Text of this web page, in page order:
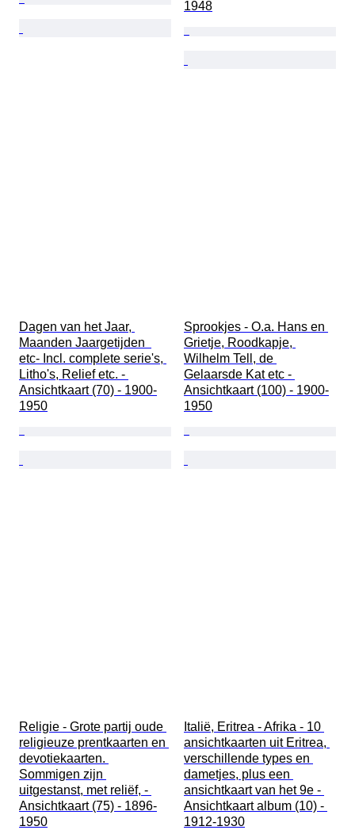
1948
Dagen van het Jaar,
Maanden Jaargetijden
etc- Incl. complete serie's,
Litho's, Relief etc. -
Ansichtkaart (70) - 1900-
1950
Sprookjes - O.a. Hans en
Grietje, Roodkapje,
Wilhelm Tell, de
Gelaarsde Kat etc -
Ansichtkaart (100) - 1900-
1950
Religie - Grote partij oude
religieuze prentkaarten en
devotiekaarten.
Sommigen zijn
uitgestanst, met reliëf, -
Ansichtkaart (75) - 1896-
1950
Italië, Eritrea - Afrika - 10
ansichtkaarten uit Eritrea,
verschillende types en
dametjes, plus een
ansichtkaart van het 9e -
Ansichtkaart album (10) -
1912-1930